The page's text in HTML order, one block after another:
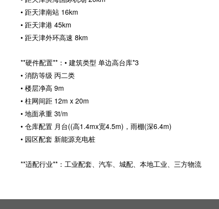
• 距天津南站 16km
• 距天津港 45km
• 距天津外环高速 8km
**硬件配置**：• 建筑类型 单边高台库*3
• 消防等级 丙二类
• 楼层净高 9m
• 柱网间距 12m x 20m
• 地面承重 3t/m
• 仓库配置 月台((高1.4mx宽4.5m)，雨棚(深6.4m)
• 园区配套 新能源充电桩
**适配行业**：工业配套、汽车、城配、本地工业、三方物流